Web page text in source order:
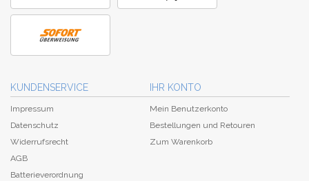
KUNDENSERVICE
Impressum
Datenschutz
Widerrufsrecht
AGB
Batterieverordnung
IHR KONTO
Mein Benutzerkonto
Bestellungen und Retouren
Zum Warenkorb